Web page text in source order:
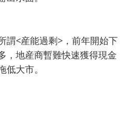
謂<産能過剩>，前年開始下
，地産商暫難快速獲得現金
大市。